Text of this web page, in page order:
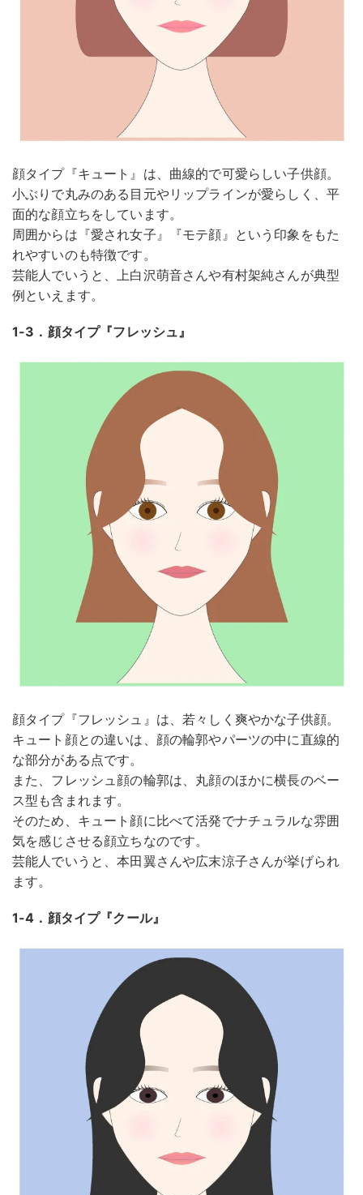
顔タイプ『キュート』は、曲線的で可愛らしい子供顔。
小ぶりで丸みのある目元やリップラインが愛らしく、平
面的な顔立ちをしています。
周囲からは『愛され女子』『モテ顔』という印象をもた
れやすいのも特徴です。
芸能人でいうと、上白沢萌音さんや有村架純さんが典型
例といえます。
1-3．顔タイプ『フレッシュ』
顔タイプ『フレッシュ』は、若々しく爽やかな子供顔。
キュート顔との違いは、顔の輪郭やパーツの中に直線的
な部分がある点です。
また、フレッシュ顔の輪郭は、丸顔のほかに横長のベー
ス型も含まれます。
そのため、キュート顔に比べて活発でナチュラルな雰囲
気を感じさせる顔立ちなのです。
芸能人でいうと、本田翼さんや広末涼子さんが挙げられ
ます。
1-4．顔タイプ『クール』